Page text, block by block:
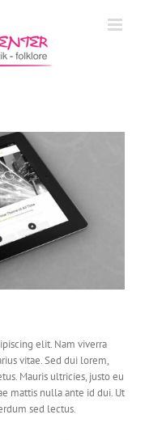
elit. Nam viverra
vitae. Sed dui lorem,
Mauris ultricies, justo eu
mattis nulla ante id dui. Ut
sed lectus.